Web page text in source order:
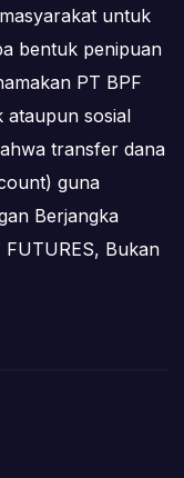
untuk
bentuk penipuan
PT BPF
ataupun sosial
transfer dana
guna
Berjangka
FUTURES, Bukan